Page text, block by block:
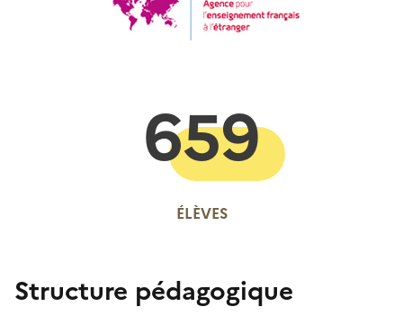
ÉLÈVES
659
Structure pédagogique